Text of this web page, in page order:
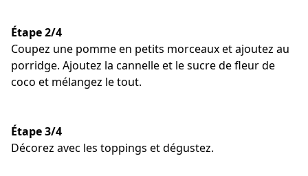
Étape 2/4
Coupez une pomme en petits morceaux et ajoutez au
porridge. Ajoutez la cannelle et le sucre de fleur de
coco et mélangez le tout.
Étape 3/4
Décorez avec les toppings et dégustez.